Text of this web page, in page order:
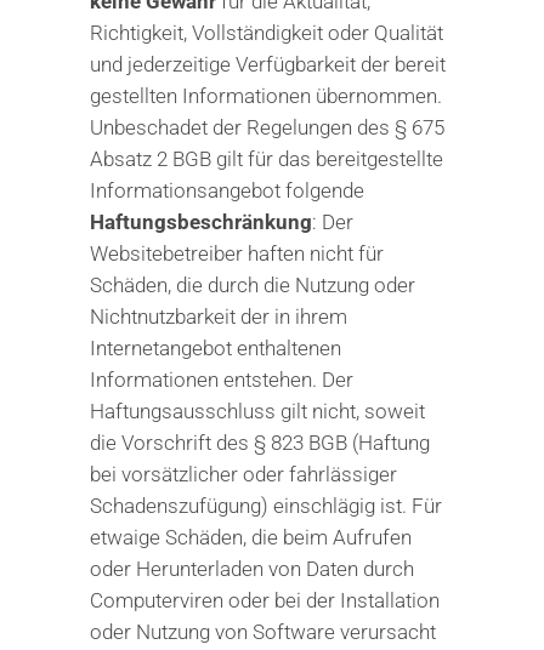
Richtigkeit, Vollständigkeit oder Qualität
und jederzeitige Verfügbarkeit der bereit
gestellten Informationen übernommen.
Unbeschadet der Regelungen des § 675
Absatz 2 BGB gilt für das bereitgestellte
Informationsangebot folgende
Haftungsbeschränkung: Der
Websitebetreiber haften nicht für
Schäden, die durch die Nutzung oder
Nichtnutzbarkeit der in ihrem
Internetangebot enthaltenen
Informationen entstehen. Der
Haftungsausschluss gilt nicht, soweit
die Vorschrift des § 823 BGB (Haftung
bei vorsätzlicher oder fahrlässiger
Schadenszufügung) einschlägig ist. Für
etwaige Schäden, die beim Aufrufen
oder Herunterladen von Daten durch
Computerviren oder bei der Installation
oder Nutzung von Software verursacht